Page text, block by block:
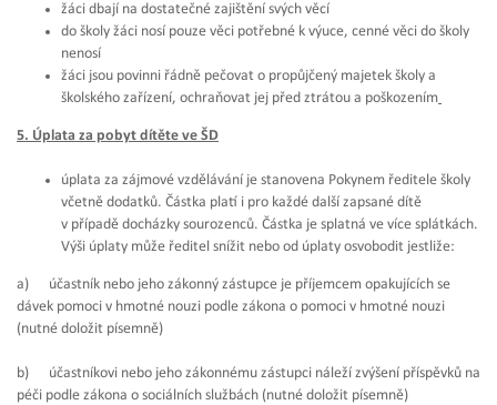
žáci dbají na dostatečné zajištění svých věcí
do školy žáci nosí pouze věci potřebné k výuce, cenné věci do školy
nenosí
žáci jsou povinni řádně pečovat o propůjčený majetek školy a
školského zařízení, ochraňovat jej před ztrátou a poškozením
5. Úplata za pobyt dítěte ve ŠD
úplata za zájmové vzdělávání je stanovena Pokynem ředitele školy
včetně dodatků. Částka platí i pro každé další zapsané dítě
v případě docházky sourozenců. Částka je splatná ve více splátkách.
Výši úplaty může ředitel snížit nebo od úplaty osvobodit jestliže:
a) účastník nebo jeho zákonný zástupce je příjemcem opakujících se
dávek pomoci v hmotné nouzi podle zákona o pomoci v hmotné nouzi
(nutné doložit písemně)
b) účastníkovi nebo jeho zákonnému zástupci náleží zvýšení příspěvků na
péči podle zákona o sociálních službách (nutné doložit písemně)